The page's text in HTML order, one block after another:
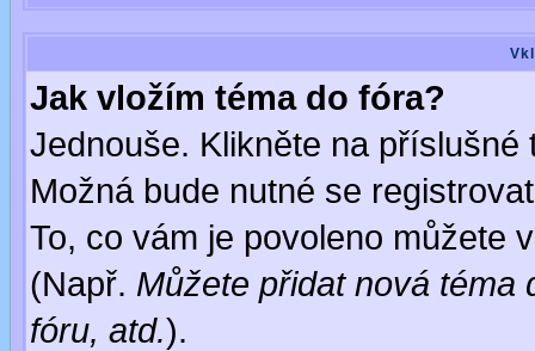
Jak vložím téma do fóra?
Jednouše. Klikněte na
Možná bude nutné se
To, co vám je povoleno můžete
(Např. Můžete přidat nová téma
fóru, atd.).